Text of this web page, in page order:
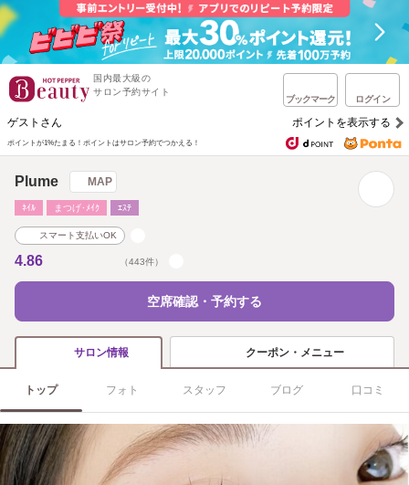
国内最大級の
サロン予約サイト
ブックマーク ログイン
ゲストさん ポイントを表示する
ポイントが1%たまる！ ポイントはサロン予約でつかえる！
Plume MAP
ﾈｲﾙ まつげ･ﾒｲｸ ｴｽﾃ
スマート支払いOK
4.86 （443件）
空席確認・予約する
サロン情報 クーポン・メニュー
トップ フォト スタッフ ブログ 口コミ